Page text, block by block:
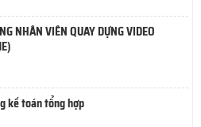
NHÂN VIÊN QUAY DỰNG VIDEO
kế toán tổng hợp